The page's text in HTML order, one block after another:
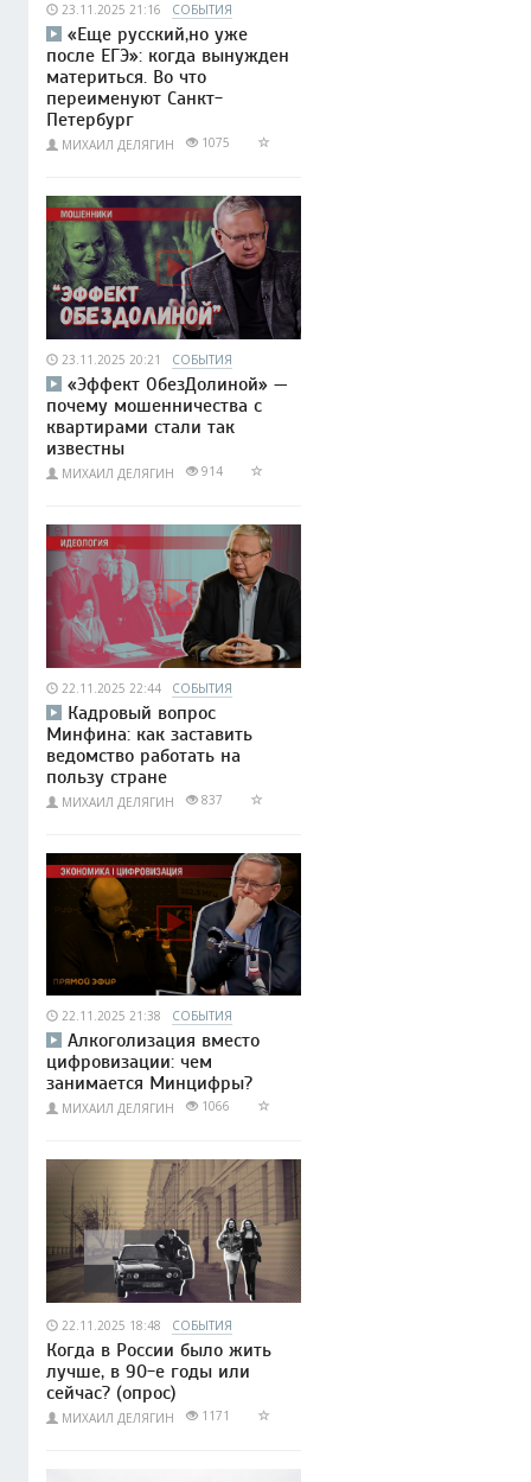
23.11.2025 21:16 СОБЫТИЯ
«Еще русский,но уже
после ЕГЭ»: когда вынужден
материться. Во что
переименуют Санкт-
Петербург
МИХАИЛ ДЕЛЯГИН 1075
23.11.2025 20:21 СОБЫТИЯ
«Эффект ОбезДолиной» —
почему мошенничества с
квартирами стали так
известны
МИХАИЛ ДЕЛЯГИН 914
22.11.2025 22:44 СОБЫТИЯ
Кадровый вопрос
Минфина: как заставить
ведомство работать на
пользу стране
МИХАИЛ ДЕЛЯГИН 837
22.11.2025 21:38 СОБЫТИЯ
Алкоголизация вместо
цифровизации: чем
занимается Минцифры?
МИХАИЛ ДЕЛЯГИН 1066
22.11.2025 18:48 СОБЫТИЯ
Когда в России было жить
лучше, в 90-е годы или
сейчас? (опрос)
МИХАИЛ ДЕЛЯГИН 1171